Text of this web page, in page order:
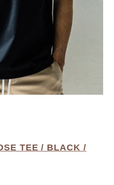
TEE / BLACK /